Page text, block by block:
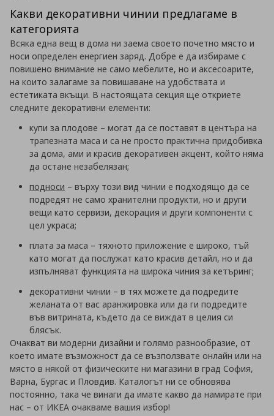
Какви декоративни чинии предлагаме в
категорията
Всяка една вещ в дома ни заема своето почетно място и
носи определен енергиен заряд. Добре е да избираме с
повишено внимание не само мебелите, но и аксесоарите,
на които залагаме за повишаване на удобствата и
естетиката вкъщи. В настоящата секция ще откриете
следните декоративни елементи:
купи за плодове – могат да се поставят в центъра на
трапезната маса и са не просто практична придобивка
за дома, ами и красив декоративен акцент, който няма
да остане незабелязан;
подноси – върху този вид чинии е подходящо да се
подредят не само хранителни продукти, но и други
вещи като сервизи, декорация и други компоненти с
цел украса;
плата за маса – тяхното приложение е широко, тъй
като могат да послужат като красив детайл, но и да
изпълняват функцията на широка чиния за кетъринг;
декоративни чинии – в тях можете да подредите
желаната от вас аранжировка или да ги подредите
във витрината, където да се виждат в целия си
блясък.
Очакват ви модерни дизайни и голямо разнообразие, от
което имате възможност да се възползвате онлайн или на
място в някой от физическите ни магазини в град София,
Варна, Бургас и Пловдив. Каталогът ни се обновява
постоянно, така че винаги да имате какво да намирате при
нас – от ИКЕА очакваме вашия избор!